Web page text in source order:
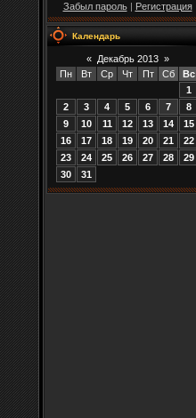
Забыл пароль| Регистрация
Календарь
« Декабрь 2013 »
Пн
Вт Ср Чт Пт Сб
Вс
1
2
3 4 5 6 7
8
9
10 11 12 13 14
15
16
17 18 19 20 21
22
23
24 25 26 27 28
29
30
31